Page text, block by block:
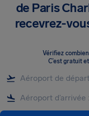
de Paris
recevrez-
Vérifiez
C’est gratuit